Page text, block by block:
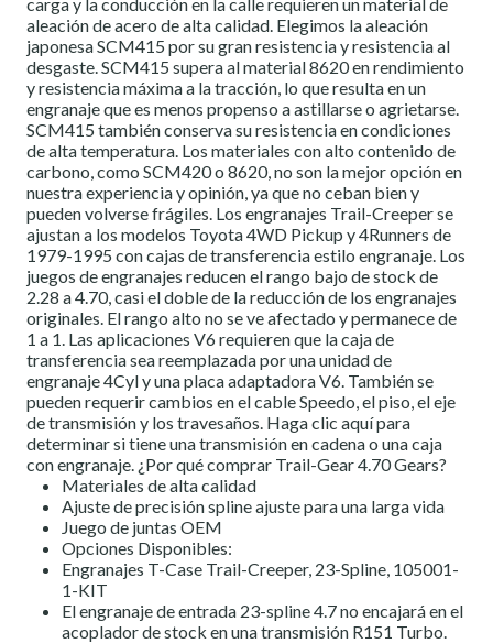
aleación de acero de alta calidad. Elegimos la aleación
japonesa SCM415 por su gran resistencia y resistencia al
desgaste. SCM415 supera al material 8620 en rendimiento
y resistencia máxima a la tracción, lo que resulta en un
engranaje que es menos propenso a astillarse o agrietarse.
SCM415 también conserva su resistencia en condiciones
de alta temperatura. Los materiales con alto contenido de
carbono, como SCM420 o 8620, no son la mejor opción en
nuestra experiencia y opinión, ya que no ceban bien y
pueden volverse frágiles. Los engranajes Trail-Creeper se
ajustan a los modelos Toyota 4WD Pickup y 4Runners de
1979-1995 con cajas de transferencia estilo engranaje. Los
juegos de engranajes reducen el rango bajo de stock de
2.28 a 4.70, casi el doble de la reducción de los engranajes
originales. El rango alto no se ve afectado y permanece de
1 a 1. Las aplicaciones V6 requieren que la caja de
transferencia sea reemplazada por una unidad de
engranaje 4Cyl y una placa adaptadora V6. También se
pueden requerir cambios en el cable Speedo, el piso, el eje
de transmisión y los travesaños. Haga clic aquí para
determinar si tiene una transmisión en cadena o una caja
con engranaje. ¿Por qué comprar Trail-Gear 4.70 Gears?
Materiales de alta calidad
Ajuste de precisión spline ajuste para una larga vida
Juego de juntas OEM
Opciones Disponibles:
Engranajes T-Case Trail-Creeper, 23-Spline, 105001-
1-KIT
El engranaje de entrada 23-spline 4.7 no encajará en el
acoplador de stock en una transmisión R151 Turbo.